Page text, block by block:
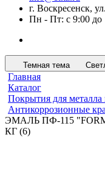
г. Воскресенск,
Пн - Пт: с 9:00 до
Темная тема
Главная
Каталог
Покрытия для
Антикоррозионные
ЭМАЛЬ ПФ-115
КГ (6)